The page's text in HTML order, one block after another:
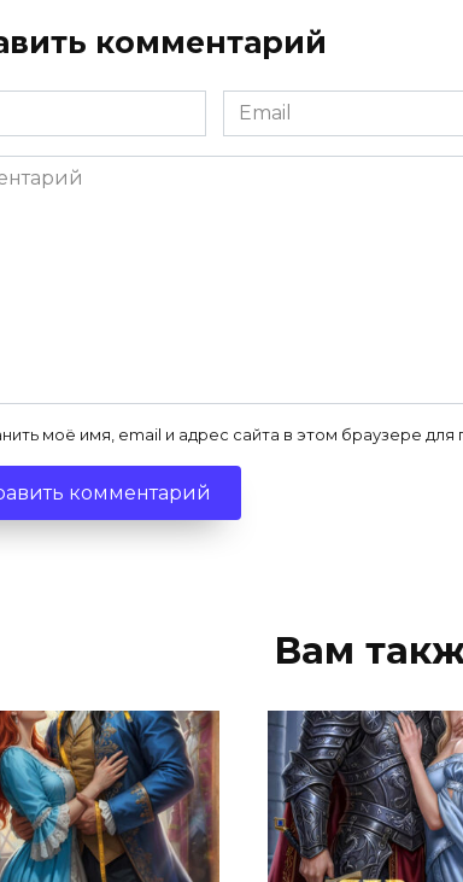
комментарий
Email
*
моё имя, email и адрес сайта в этом браузере
Вам